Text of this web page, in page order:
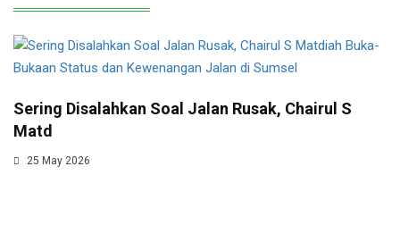
Sering Disalahkan Soal Jalan Rusak, Chairul S
Matd
25 May 2026